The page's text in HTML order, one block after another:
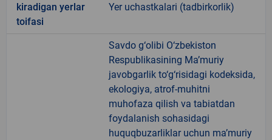
kiradigan yerlar
toifasi
Yer uchastkalari (tadbirkorlik)
Savdo g‘olibi O‘zbekiston
Respublikasining Ma’muriy
javobgarlik to‘g‘risidagi kodeksida,
ekologiya, atrof-muhitni
muhofaza qilish va tabiatdan
foydalanish sohasidagi
huquqbuzarliklar uchun ma’muriy